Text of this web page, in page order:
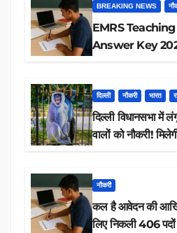
BREAKING NEWS
EMRS
Answer Key
दिल्ली नौकरी भारत
दिल्ली विधानसभा में
वालों को
नौकरी
कल है आवेदन की
लिए निकली 406 पदों